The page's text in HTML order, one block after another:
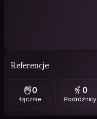
Referencje
0
Łącznie
0
Podróżnicy